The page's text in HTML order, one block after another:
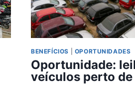
BENEFÍCIOS OPORTUNIDADES
Oportunidade:
veículos perto